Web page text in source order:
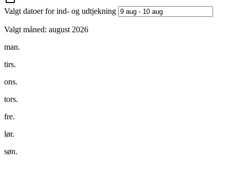
Valgt datoer for ind- og udtjekning
Valgt måned: august 2026
man.
tirs.
ons.
tors.
fre.
lør.
søn.